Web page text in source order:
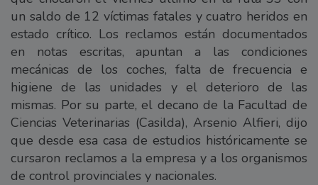
un saldo de 12 víctimas fatales y cuatro heridos en
estado crítico. Los reclamos están documentados
en notas escritas, apuntan a las condiciones
mecánicas de los coches, falta de frecuencia e
higiene de las unidades y el deterioro de las
mismas. Por su parte, el decano de la Facultad de
Ciencias Veterinarias (Casilda), Arsenio Alfieri, dijo
que desde esa casa de estudios históricamente se
cursaron reclamos a la empresa y a los organismos
de control provinciales y nacionales.